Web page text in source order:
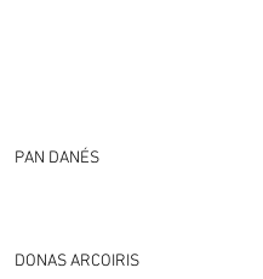
PAN DANÉS
DONAS ARCOIRIS